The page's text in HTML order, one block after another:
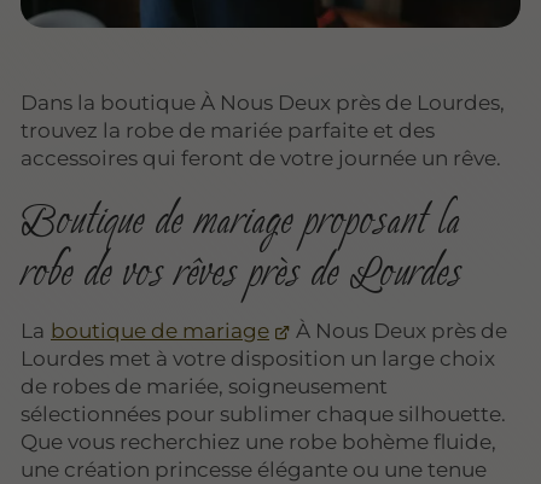
Dans la boutique À Nous Deux près de Lourdes,
trouvez la robe de mariée parfaite et des
accessoires qui feront de votre journée un rêve.
Boutique de mariage proposant la
robe de vos rêves près de Lourdes
La boutique de mariage
À Nous Deux près de
Lourdes met à votre disposition un large choix
de robes de mariée, soigneusement
sélectionnées pour sublimer chaque silhouette.
Que vous recherchiez une robe bohème fluide,
une création princesse élégante ou une tenue